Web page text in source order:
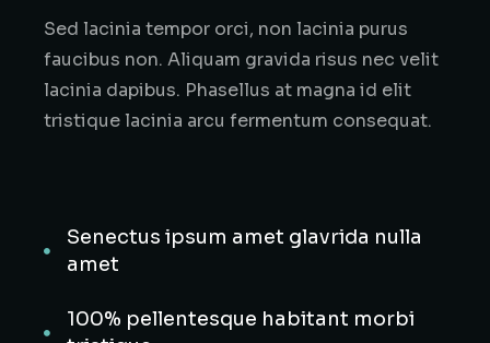
Sed lacinia tempor orci, non lacinia purus
faucibus non. Aliquam gravida risus nec velit
lacinia dapibus. Phasellus at magna id elit
tristique lacinia arcu fermentum consequat.
Senectus ipsum amet glavrida nulla
amet
100% pellentesque habitant morbi